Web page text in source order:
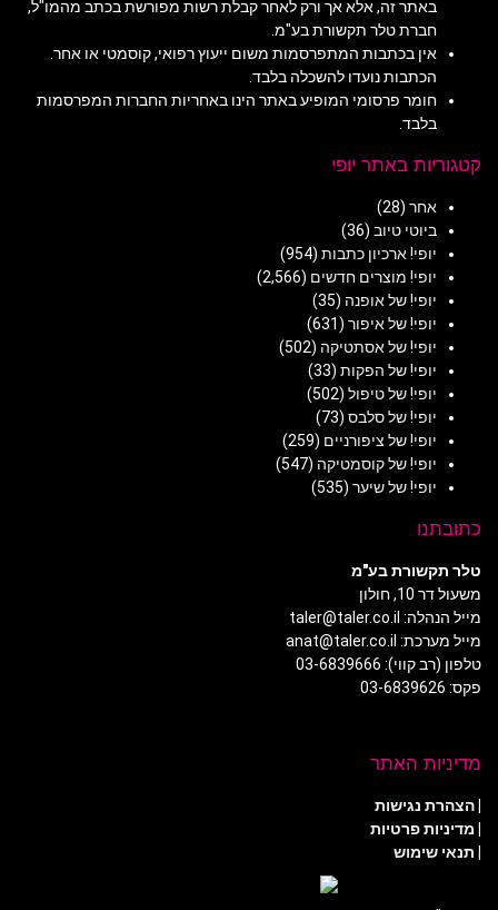
באתר זה, אלא אך ורק לאחר קבלת רשות מפורשת בכתב מהמו"ל,
חברת טלר תקשורת בע"מ.
אין בכתבות המתפרסמות משום ייעוץ רפואי, קוסמטי או אחר.
הכתבות נועדו להשכלה בלבד.
חומר פרסומי המופיע באתר הינו באחריות החברות המפרסמות
בלבד.
קטגוריות באתר יופי
אחר (28)
ביוטי טיוב (36)
יופי! ארכיון כתבות (954)
יופי! מוצרים חדשים (2,566)
יופי! של אופנה (35)
יופי! של איפור (631)
יופי! של אסתטיקה (502)
יופי! של הפקות (33)
יופי! של טיפול (502)
יופי! של סלבס (73)
יופי! של ציפורניים (259)
יופי! של קוסמטיקה (547)
יופי! של שיער (535)
כתובתנו
טלר תקשורת בע"מ
משעול דר 10, חולון
מייל הנהלה: taler@taler.co.il
מייל מערכת: anat@taler.co.il
טלפון (רב קווי): 03-6839666
פקס: 03-6839626
מדיניות האתר
|הצהרת נגישות
| מדיניות פרטיות
| תנאי שימוש